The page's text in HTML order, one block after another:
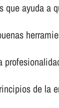
que ayuda a
de la